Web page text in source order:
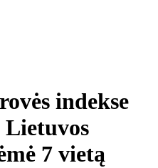
indekse
Lietuvos
7 vietą